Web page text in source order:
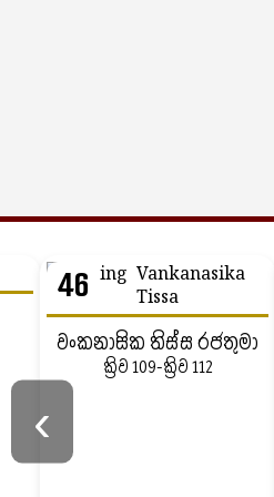
46
වංකනාසික තිස්ස රජතුමා
ක්‍රිව 109-ක්‍රිව 112
‹